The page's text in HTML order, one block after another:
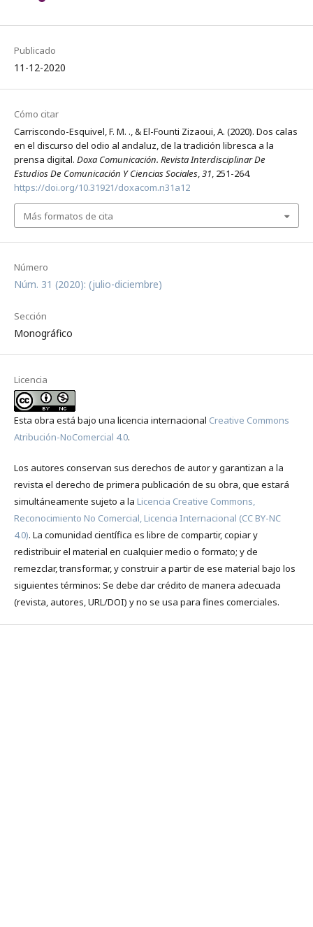
Publicado
11-12-2020
Número
Núm. 31 (2020): (julio-diciembre)
Sección
Monográfico
Licencia
Esta obra está bajo una licencia internacional Creative Commons
Atribución-NoComercial 4.0.
Los autores conservan sus derechos de autor y garantizan a la
revista el derecho de primera publicación de su obra, que estará
simultáneamente sujeto a la Licencia Creative Commons,
Reconocimiento No Comercial, Licencia Internacional (CC BY-NC
4.0). La comunidad científica es libre de compartir, copiar y
redistribuir el material en cualquier medio o formato; y de
remezclar, transformar, y construir a partir de ese material bajo los
siguientes términos: Se debe dar crédito de manera adecuada
(revista, autores, URL/DOI) y no se usa para fines comerciales.
Cómo citar
Carriscondo-Esquivel, F. M. ., & El-Founti Zizaoui, A. (2020). Dos calas
en el discurso del odio al andaluz, de la tradición libresca a la
prensa digital. Doxa Comunicación. Revista Interdisciplinar De
Estudios De Comunicación Y Ciencias Sociales,31, 251-264.
https://doi.org/10.31921/doxacom.n31a12
Más formatos de cita